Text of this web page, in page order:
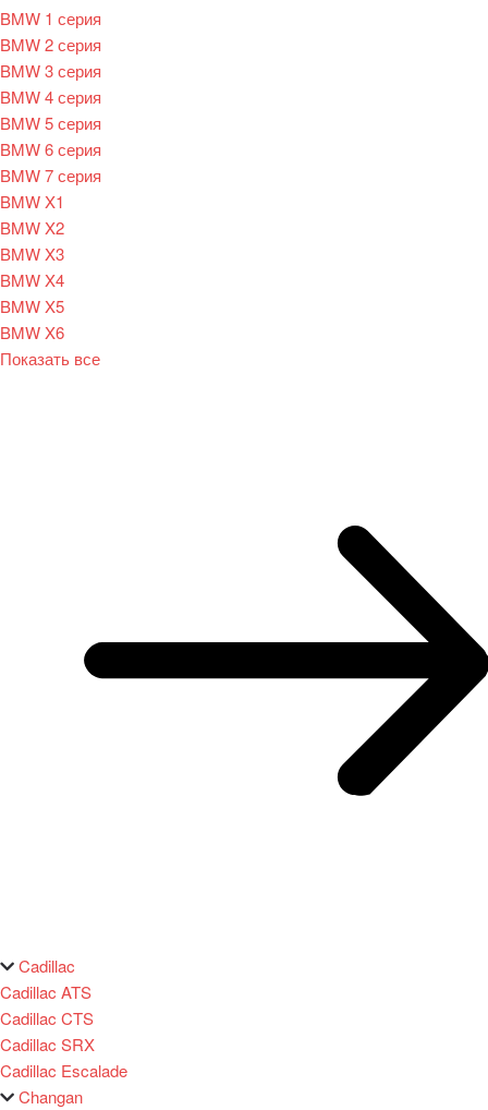
BMW 1 серия
BMW 2 серия
BMW 3 серия
BMW 4 серия
BMW 5 серия
BMW 6 серия
BMW 7 серия
BMW X1
BMW X2
BMW X3
BMW X4
BMW X5
BMW X6
Показать все
Cadillac
Cadillac ATS
Cadillac CTS
Cadillac SRX
Cadillac Escalade
Changan